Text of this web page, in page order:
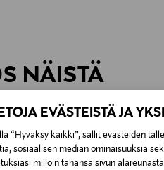
EVÄSTEISTÄ JA
“Hyväksy kaikki”, sallit evästeiden
sosiaalisen median ominaisuuksia
milloin tahansa sivun
NÄISTÄ